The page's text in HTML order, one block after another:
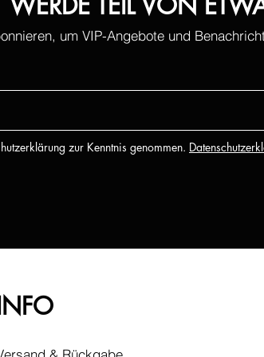
um VIP-Angebote und
zur Kenntnis genommen.